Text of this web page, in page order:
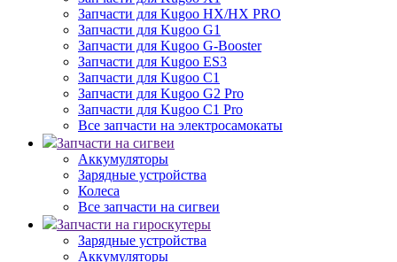
Запчасти для Kugoo HX/HX PRO
Запчасти для Kugoo G1
Запчасти для Kugoo G-Booster
Запчасти для Kugoo ES3
Запчасти для Kugoo C1
Запчасти для Kugoo G2 Pro
Запчасти для Kugoo C1 Pro
Все запчасти на электросамокаты
Запчасти на сигвеи
Аккумуляторы
Зарядные устройства
Колеса
Все запчасти на сигвеи
Запчасти на гироскутеры
Зарядные устройства
Аккумуляторы